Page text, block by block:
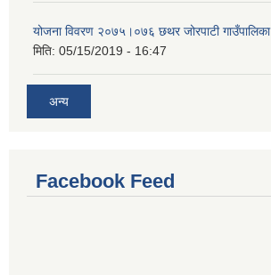
योजना विवरण २०७५।०७६ छथर जोरपाटी गाउँपालिका
मिति: 05/15/2019 - 16:47
अन्य
Facebook Feed